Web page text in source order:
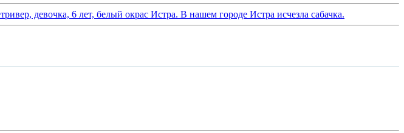
девочка, 6 лет, белый окрас Истра. В нашем городе Истра исчезла сабачка.